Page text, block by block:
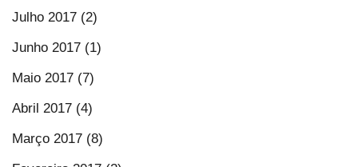
Julho 2017 (2)
Junho 2017 (1)
Maio 2017 (7)
Abril 2017 (4)
Março 2017 (8)